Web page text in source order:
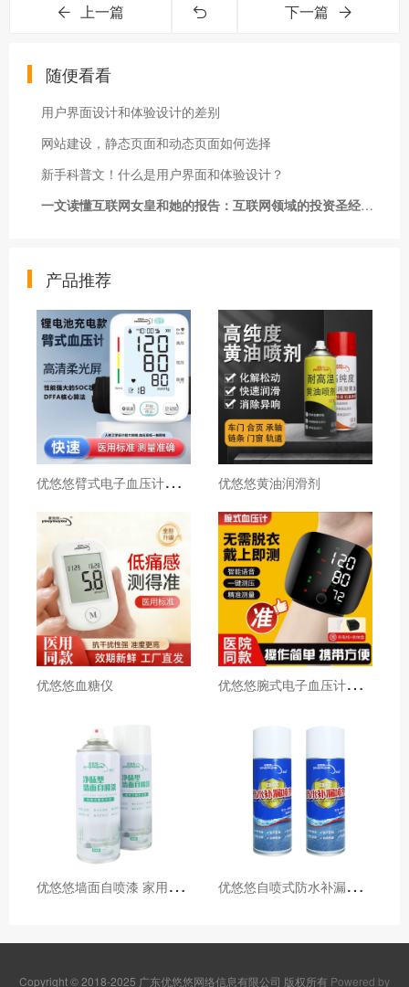
上一篇 下一篇
随便看看
用户界面设计和体验设计的差别
网站建设，静态页面和动态页面如何选择
新手科普文！什么是用户界面和体验设计？
一文读懂互联网女皇和她的报告：互联网领域的投资圣经、选股指南
产品推荐
优
悠悠臂式电子血压计【院线同款】 优悠悠黄油润滑剂
优悠悠血糖仪 优
悠悠腕式电子血压计【院线同款】
优
悠悠墙面自喷漆 家用墙面发霉发黄划痕白色翻新补墙漆 优
悠悠自喷式防水补漏喷剂防水补漏外墙房顶裂缝堵漏王补漏喷剂
Copyright © 2018-2025 广东优悠悠网络信息有限公司 版权所有 Powered by